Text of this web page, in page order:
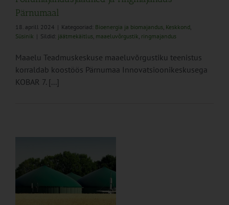
Pärnumaal
18. aprill 2024 | Kategooriad: Bioenergia ja biomajandus, Keskkond,
Süsinik | Sildid: jäätmekäitlus, maaeluvõrgustik, ringmajandus
Maaelu Teadmuskeskuse maaeluvõrgustiku teenistus
korraldab koostöös Pärnumaa Innovatsioonikeskusega
KOBAR 7. [...]